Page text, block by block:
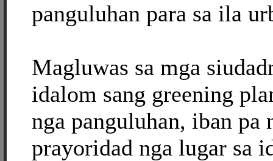
panguluhan para sa ila
Magluwas sa mga
idalom sang greening
nga panguluhan, iban pa
prayoridad nga lugar sa